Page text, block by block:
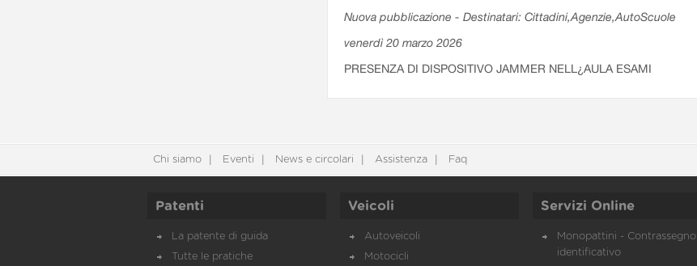
Nuova pubblicazione - Destinatari: Cittadini,Agenzie,AutoScuole
venerdì 20 marzo 2026
PRESENZA DI DISPOSITIVO JAMMER NELL¿AULA ESAMI
Chi siamo Eventi News e circolari Assistenza Faq
Patenti
La patente di guida
Tutte le pratiche
Veicoli
Autoveicoli
Motocicli
Servizi Online
Monopattini - Contrassegno
identificativo